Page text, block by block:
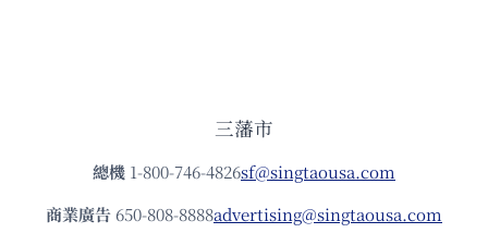
三藩市
總機 1-800-746-4826sf@singtaousa.com
商業廣告 650-808-8888advertising@singtaousa.com